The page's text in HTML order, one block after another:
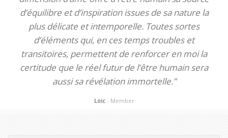
d’équilibre et d’inspiration issues de sa nature la
plus délicate et intemporelle. Toutes sortes
d’éléments qui, en ces temps troubles et
transitoires, permettent de renforcer en moi la
certitude que le réel futur de l’être humain sera
aussi sa révélation immortelle.”
Loic - Member